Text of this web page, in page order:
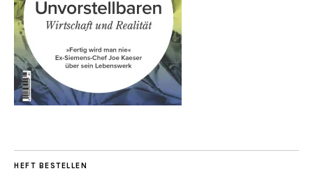
HEFT BESTELLEN